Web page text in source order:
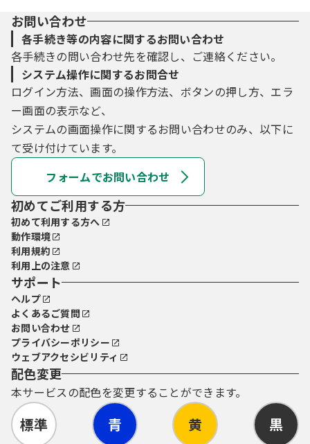
お問い合わせ
各手続き等の内容に関するお問い合わせ
各手続きの問い合わせ先を確認し、ご連絡ください。
システム操作に関するお問合せ
ログイン方法、画面の操作方法、ボタンの押し方、エラ
ー画面の表示など、
システムの画面操作に関するお問い合わせのみ、以下に
て受け付けています。
フォームでお問い合わせ
初めてご利用する方
初めて利用する方へ
動作環境
利用規約
利用上の注意
サポート
ヘルプ
よくあるご質問
お問い合わせ
プライバシーポリシー
ウェブアクセシビリティ
配色変更
本サービスの配色を変更することができます。
標準 青 黄 黒